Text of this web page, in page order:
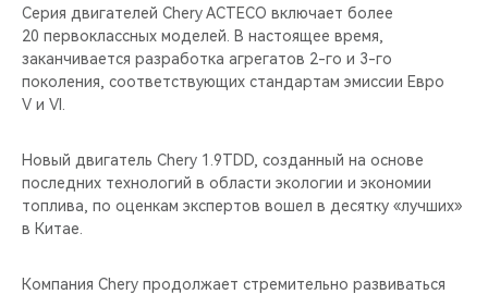
CHERY ДЛЯ ДЕТЕЙ
Серия двигателей Chery ACTECO включает более
20 первоклассных моделей. В настоящее время,
заканчивается разработка агрегатов 2-го и 3-го
поколения, соответствующих стандартам эмиссии Евро
V и VI.
Новый двигатель Chery 1.9TDD, созданный на основе
последних технологий в области экологии и экономии
топлива, по оценкам экспертов вошел в десятку «лучших»
в Китае.
Компания Chery продолжает стремительно развиваться